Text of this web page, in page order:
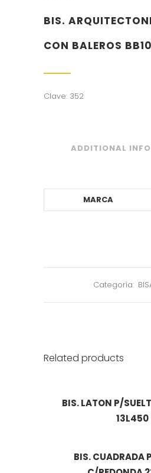
BIS.
CON BALEROS
Clave: 352
ADDITIONAL
MARCA
Categoría:
Related products
BIS. LATON P/
13L450
BIS. CUADRADA